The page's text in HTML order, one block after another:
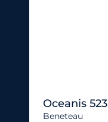
Oceanis 523
Beneteau